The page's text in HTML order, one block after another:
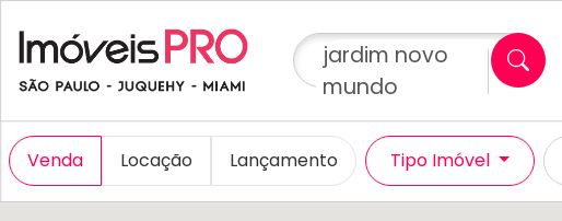
jardim novo
mundo
×
Venda Locação Lançamento Tipo Imóvel